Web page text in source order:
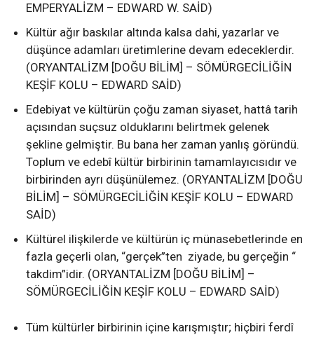
EMPERYALİZM – EDWARD W. SAİD)
Kültür ağır baskılar altında kalsa dahi, yazarlar ve
düşünce adamları üretimlerine devam edeceklerdir.
(ORYANTALİZM [DOĞU BİLİM] – SÖMÜRGECİLİĞİN
KEŞİF KOLU – EDWARD SAİD)
Edebiyat ve kültürün çoğu zaman siyaset, hattâ tarih
açısından suçsuz olduklarını belirtmek gelenek
şekline gelmiştir. Bu bana her zaman yanlış göründü.
Toplum ve edebî kültür birbirinin tamamlayıcısıdır ve
birbirinden ayrı düşünülemez. (ORYANTALİZM [DOĞU
BİLİM] – SÖMÜRGECİLİĞİN KEŞİF KOLU – EDWARD
SAİD)
Kültürel ilişkilerde ve kültürün iç münasebetlerinde en
fazla geçerli olan, “gerçek”ten ziyade, bu gerçeğin “
takdim”idir. (ORYANTALİZM [DOĞU BİLİM] –
SÖMÜRGECİLİĞİN KEŞİF KOLU – EDWARD SAİD)
Tüm kültürler birbirinin içine karışmıştır; hiçbiri ferdî